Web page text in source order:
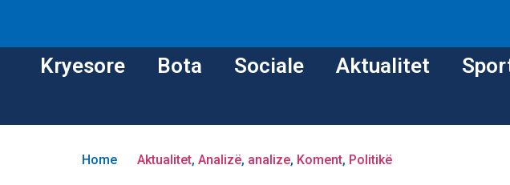
Kryesore Bota Sociale Aktualitet
Home Aktualitet, Analizë, analize, Koment, Politikë